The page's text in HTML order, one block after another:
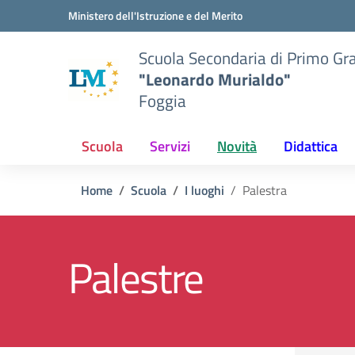
Vai ai contenuti
Vai al menu di navigazioneMinistero dell'Istruzione e del Merito
Scuola Secondaria di Primo
"Leonardo Murialdo"
Foggia
Scuola Servizi Novità Didattica
Home Scuola I luoghi Palestra
Palestre